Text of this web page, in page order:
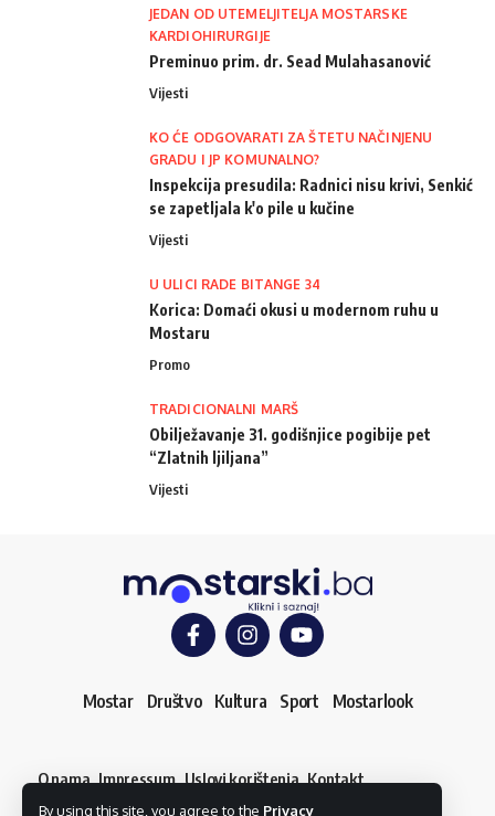
By using this site, you agree to the Privacy
JEDAN OD UTEMELJITELJA MOSTARSKE
KARDIOHIRURGIJE
Preminuo prim. dr. Sead Mulahasanović
Vijesti
KO ĆE ODGOVARATI ZA ŠTETU NAČINJENU
GRADU I JP KOMUNALNO?
Inspekcija presudila: Radnici nisu krivi, Senkić
se zapetljala k'o pile u kučine
Vijesti
U ULICI RADE BITANGE 34
Korica: Domaći okusi u modernom ruhu u
Mostaru
Promo
TRADICIONALNI MARŠ
Obilježavanje 31. godišnjice pogibije pet
“Zlatnih ljiljana”
Vijesti
Mostar Društvo Kultura Sport Mostarlook
O nama Impressum Uslovi korištenja Kontakt
Dojavi vijest